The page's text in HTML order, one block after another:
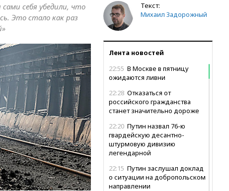
Текст:
Михаил Задорожный
Лента новостей
22:55 В Москве в пятницу
ожидаются ливни
22:28 Отказаться от
российского гражданства
станет значительно дороже
22:20 Путин назвал 76-ю
гвардейскую десантно-
штурмовую дивизию
легендарной
22:15 Путин заслушал доклад
о ситуации на добропольском
направлении
себя убедили, что
Это стало как раз